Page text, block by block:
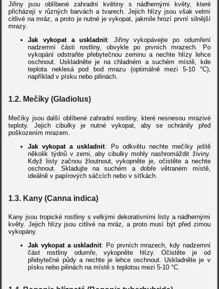
Jiřiny jsou oblíbené zahradní květiny s nádhernými květy, které
přicházejí v různých barvách a tvarech. Jejich hlízy jsou však velmi
citlivé na mráz, a proto je nutné je vykopat, jakmile hrozí první silnější
mrazy.
Jak vykopat a uskladnit: Jiřiny vykopávejte po odumření
nadzemní části rostliny, obvykle po prvních mrazech. Po
vykopání odstraňte přebytečnou zeminu a nechte hlízy lehce
oschnout. Uskladněte je na chladném a suchém místě, kde
teplota neklesá pod bod mrazu (optimálně mezi 5-10 °C),
například v písku nebo pilinách.
1.2. Mečíky (Gladiolus)
Mečíky jsou další oblíbené zahradní rostliny, které nesnesou mrazivé
teploty. Jejich cibulky je nutné vykopat, aby se ochránily před
poškozením mrazem.
Jak vykopat a uskladnit: Po odkvětu nechte mečíky ještě
několik týdnů v zemi, aby cibulky mohly nashromáždit živiny.
Když listy začnou žloutnout, vykopněte je, očistěte a nechte
oschnout. Skladujte na suchém a dobře větraném místě,
ideálně v papírových sáčcích nebo v síťkách.
1.3. Kany (Canna indica)
Kany jsou tropické rostliny s velkými dekorativními listy a nádhernými
květy. Jejich hlízy jsou citlivé na mráz, a proto musí být před zimou
vykopány.
Jak vykopat a uskladnit: Po prvních mrazech, kdy nadzemní
část rostliny odumře, vykopněte hlízy. Očistěte je od
přebytečné půdy a nechte je lehce oschnout. Uskladněte je v
písku nebo pilinách na místě s teplotou mezi 5-10 °C.